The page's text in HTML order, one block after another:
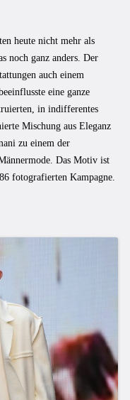
heute nicht mehr als
noch ganz anders. Der
auch einem
eine ganze
in indifferentes
Mischung aus Eleganz
zu einem der
Das Motiv ist
fotografierten Kampagne.